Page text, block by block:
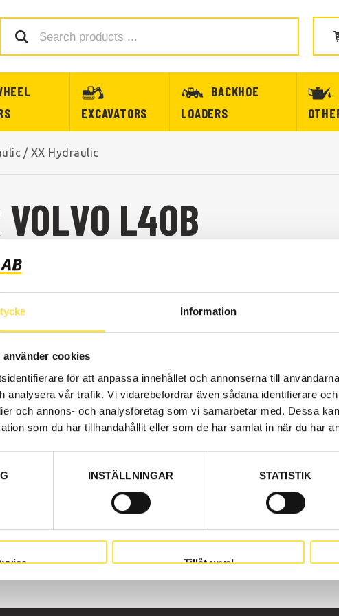
Information
använder cookies
för att anpassa innehållet och annonserna till
analysera vår trafik. Vi vidarebefordrar även sådana identifierare
och annons- och analysföretag som vi samarbetar med. Dessa
som du har tillhandahållit eller som de har samlat in när du har
INSTÄLLNINGAR STATISTIK
Tillåt urval
EXCAVATORS
BACKHOE
LOADERS
/ XX Hydraulic
VOLVO L40B
L40B
Volvo parts at BA Trading. Our Hydraulic for wheel loaders
have Volvo parts to hydraulic for all Volvo construction
for Volvo wheel loaders L40B.